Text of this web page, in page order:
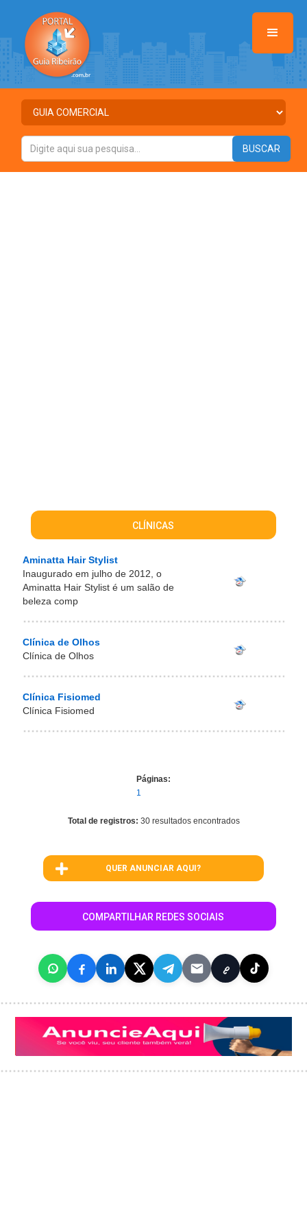
CLÍNICAS
Aminatta Hair Stylist
Inaugurado em julho de 2012, o
Aminatta Hair Stylist é um salão de
beleza comp
Clínica de Olhos
Clínica de Olhos
Clínica Fisiomed
Clínica Fisiomed
Páginas:
1
Total de registros: 30 resultados encontrados
QUER ANUNCIAR AQUI?
COMPARTILHAR REDES SOCIAIS